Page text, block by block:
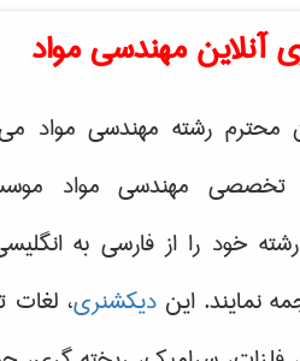
آنلاین مهندسی مواد
محترم رشته مهندسی مواد می
تخصصی مهندسی مواد
خود را از فارسی به
نمایند. ایندیکشنری،